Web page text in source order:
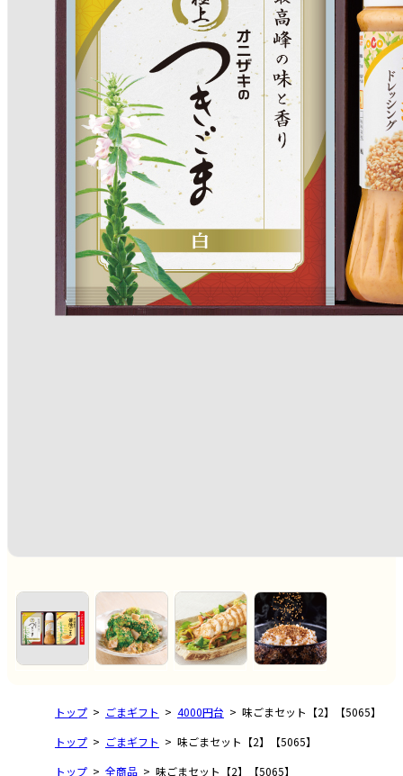
トップ ごまギフト 4000円台
味ごまセット【2】【5065】
トップ
ごまギフト
味ごまセット【2】【5065】
トップ
全商品 味ごまセット【2】【5065】